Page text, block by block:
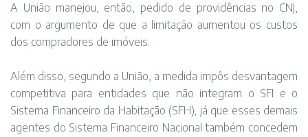
A União manejou, então, pedido de providências no CNJ,
com o argumento de que a limitação aumentou os custos
dos compradores de imóveis.
Além disso, segundo a União, a medida impôs desvantagem
competitiva para entidades que não integram o SFI e o
Sistema Financeiro da Habitação (SFH), já que esses demais
agentes do Sistema Financeiro Nacional também concedem